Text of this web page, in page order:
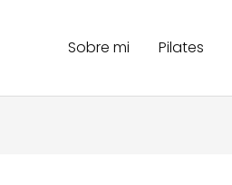
Sobre mi Pilates